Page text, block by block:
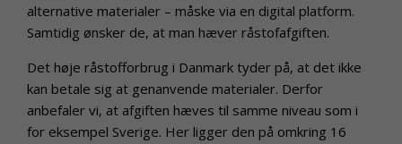
alternative materialer – måske via en digital platform.
Samtidig ønsker de, at man hæver råstofafgiften.
Det høje råstofforbrug i Danmark tyder på, at det ikke
kan betale sig at genanvende materialer. Derfor
anbefaler vi, at afgiften hæves til samme niveau som i
for eksempel Sverige. Her ligger den på omkring 16